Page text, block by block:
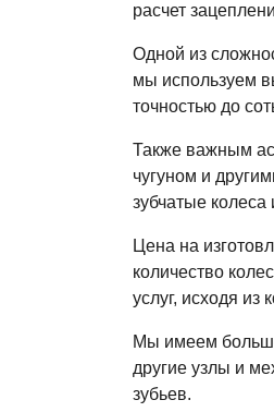
расчет
Одной из
мы используем
точностью до
Также важным
чугуном и
зубчатые колеса
Цена на
количество
услуг, исходя из
Мы имеем
другие узлы и
зубьев.